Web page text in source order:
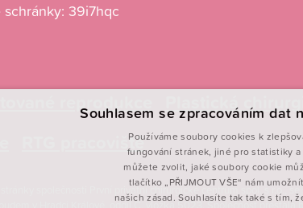
schránky: 39i7hqc
reprodukce Plastická
RTG pracoviště
stránky společnosti První privátní chirurgické centrum spol. s
v Hradci Králové, oddíl C, vložka 5023. Společnost
Souhlasem se zpracováním dat
Používáme soubory cookies k
fungování stránek, jiné pro statistiky a
můžete zvolit, jaké soubory cookie
tlačítko „PŘIJMOUT VŠE“ nám
našich zásad. Souhlasíte tak také s tím,